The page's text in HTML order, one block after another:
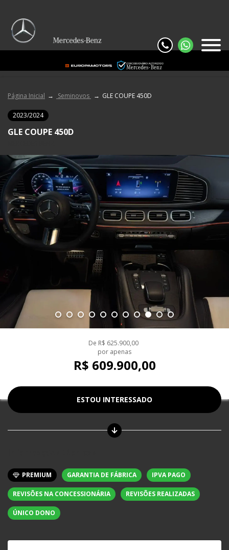
Página Inicial Seminovos GLE COUPE 450D
2023/2024
GLE COUPE 450D
De R$ 625.900,00
por apenas
R$ 609.900,00
ESTOU INTERESSADO
PREMIUM GARANTIA DE FÁBRICA IPVA PAGO
REVISÕES NA CONCESSIONÁRIA REVISÕES REALIZADAS
ÚNICO DONO